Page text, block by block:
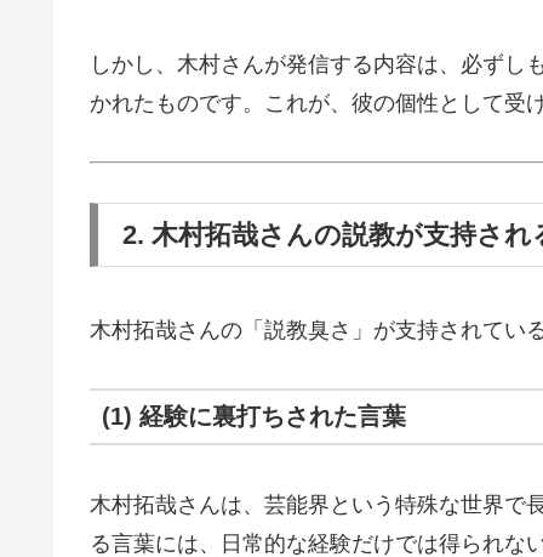
しかし、木村さんが発信する内容は、必ず
かれたものです。これが、彼の個性として受
2. 木村拓哉さんの説教が支持され
木村拓哉さんの「説教臭さ」が支持されてい
(1) 経験に裏打ちされた言葉
木村拓哉さんは、芸能界という特殊な世界で
る言葉には、日常的な経験だけでは得られな